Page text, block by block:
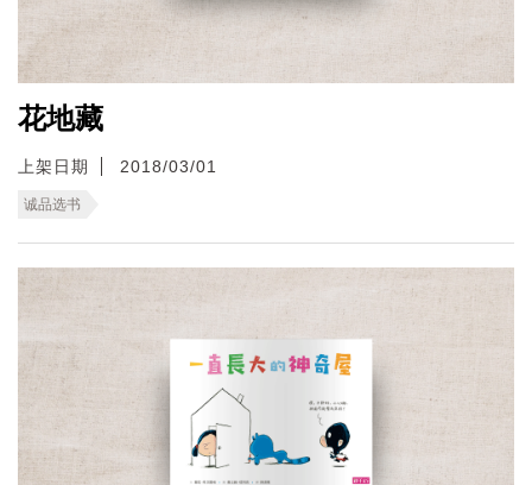
花地藏
上架日期 2018/03/01
诚品选书